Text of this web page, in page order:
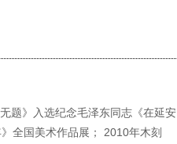
题》入选纪念毛泽东同志《在延安
全国美术作品展； 2010年木刻